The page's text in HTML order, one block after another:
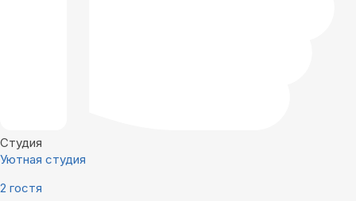
Студия
Уютная студия
2 гостя